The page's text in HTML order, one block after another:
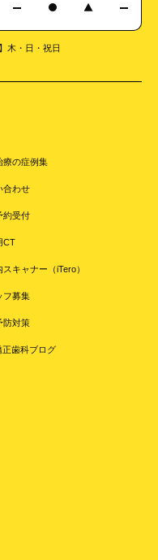
木・日・祝日
療の症例集
合わせ
約受付
CT
スキャナー（iTero）
フ募集
防対策
正歯科ブログ